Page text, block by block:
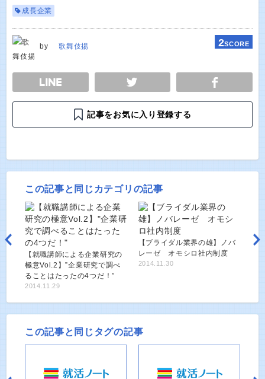
成長企業
by 歌舞伎揚 2SCORE
TWEET
記事をお気に入り登録する
この記事と同じカテゴリの記事
【就職講師による企業研究の
極意Vol.2】”企業研究で調べ
ることはたったの4つだ！”
2014.11.29
【ブライダル業界の雄】ノバ
レーゼ オモシロ社内制度
2014.11.30
この記事と同じタグの記事